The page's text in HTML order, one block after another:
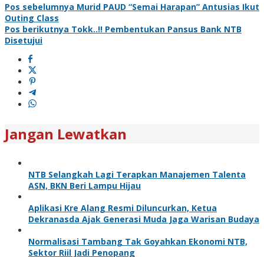
Pos sebelumnya Murid PAUD “Semai Harapan” Antusias Ikut
Outing Class
Pos berikutnya Tokk..!! Pembentukan Pansus Bank NTB
Disetujui
Jangan Lewatkan
NTB Selangkah Lagi Terapkan Manajemen Talenta
ASN, BKN Beri Lampu Hijau
Aplikasi Kre Alang Resmi Diluncurkan, Ketua
Dekranasda Ajak Generasi Muda Jaga Warisan Budaya
Normalisasi Tambang Tak Goyahkan Ekonomi NTB,
Sektor Riil Jadi Penopang